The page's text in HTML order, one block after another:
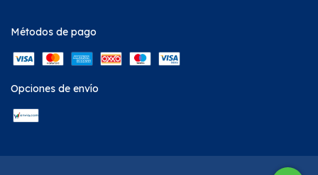
Métodos de pago
Opciones de envío